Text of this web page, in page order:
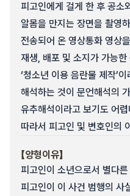
피고인에게 걸게 한 후 공소
알몸을 만지는 장면을 촬영
전송되어 온 영상통화 영상
재생, 배포 및 소지가 가능
‘청소년 이용 음란물 제작’
해석하는 것이 문언해석의
유추해석이라고 보기도 어렵
따라서 피고인 및 변호인의
【양형이유】
피고인이 소년으로서 별다
피고인이 이 사건 범행의 사